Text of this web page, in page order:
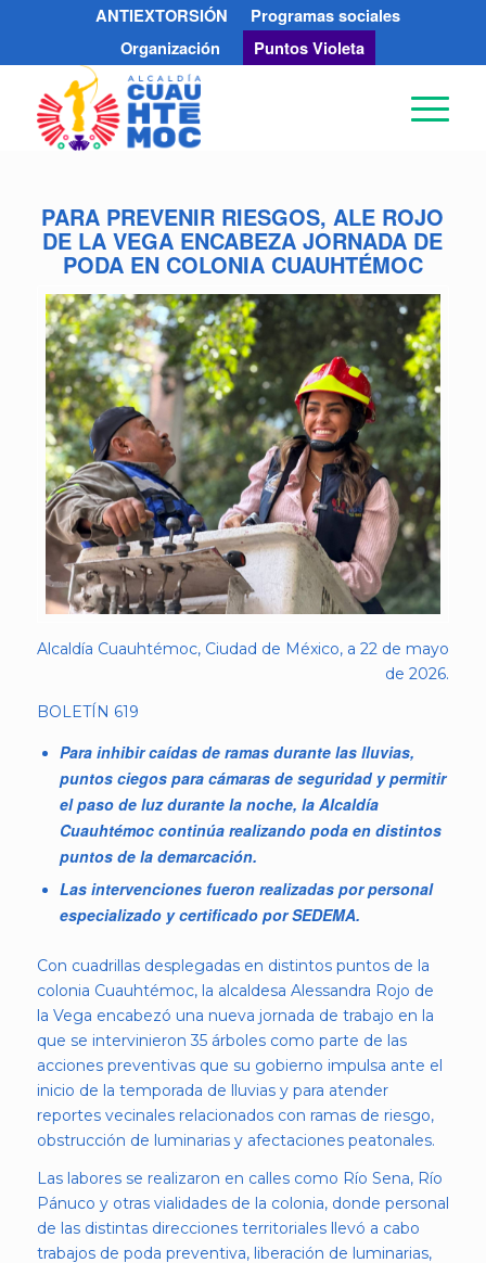
ANTIEXTORSIÓN
Programas sociales
Organización
Puntos Violeta
PARA PREVENIR RIESGOS, ALE ROJO
DE LA VEGA ENCABEZA JORNADA DE
PODA EN COLONIA CUAUHTÉMOC
Alcaldía Cuauhtémoc, Ciudad de México, a 22 de mayo
de 2026.
BOLETÍN 619
Para inhibir caídas de ramas durante las lluvias,
puntos ciegos para cámaras de seguridad y permitir
el paso de luz durante la noche, la Alcaldía
Cuauhtémoc continúa realizando poda en distintos
puntos de la demarcación.
Las intervenciones fueron realizadas por personal
especializado y certificado por SEDEMA.
Con cuadrillas desplegadas en distintos puntos de la
colonia Cuauhtémoc, la alcaldesa Alessandra Rojo de
la Vega encabezó una nueva jornada de trabajo en la
que se intervinieron 35 árboles como parte de las
acciones preventivas que su gobierno impulsa ante el
inicio de la temporada de lluvias y para atender
reportes vecinales relacionados con ramas de riesgo,
obstrucción de luminarias y afectaciones peatonales.
Las labores se realizaron en calles como Río Sena, Río
Pánuco y otras vialidades de la colonia, donde personal
de las distintas direcciones territoriales llevó a cabo
trabajos de poda preventiva, liberación de luminarias,